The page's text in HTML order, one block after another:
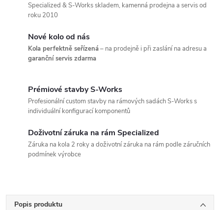
Specialized & S-Works skladem, kamenná prodejna a servis od
roku 2010
Nové kolo od nás
Kola perfektně seřízená– na prodejně i při zaslání na adresu a
garanční servis zdarma
Prémiové stavby S-Works
Profesionální custom stavby na rámových sadách S-Works s
individuální konfigurací komponentů
Doživotní záruka na rám Specialized
Záruka na kola 2 roky a doživotní záruka na rám podle záručních
podmínek výrobce
Popis produktu